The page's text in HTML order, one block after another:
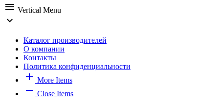
menu Vertical Menu
expand_more
Каталог производителей
О компании
Контакты
Политика конфиденциальности
add More Items
remove Close Items